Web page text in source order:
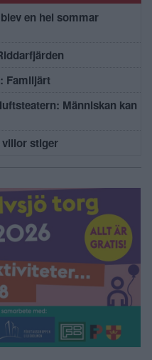
en hel sommar
Familjärt
Människan kan
villor stiger